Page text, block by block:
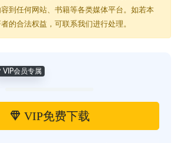
到任何网站、书籍等各类媒体平台。如若本
的合法权益，可联系我们进行处理。
VIP会员专属
VIP免费下载